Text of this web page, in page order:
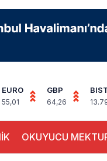
EURO
55,01
GBP
64,26
OKUYUCU